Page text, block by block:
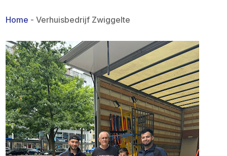
Home -Verhuisbedrijf Zwiggelte